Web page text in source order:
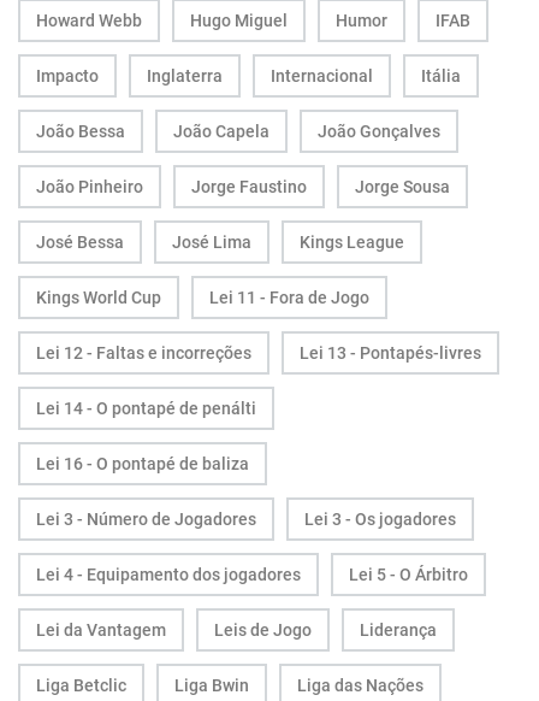
Howard Webb Hugo Miguel Humor IFAB
Impacto Inglaterra Internacional Itália
João Bessa João Capela João Gonçalves
João Pinheiro Jorge Faustino Jorge Sousa
José Bessa José Lima Kings League
Kings World Cup Lei 11 - Fora de Jogo
Lei 12 - Faltas e incorreções Lei 13 - Pontapés-livres
Lei 14 - O pontapé de penálti
Lei 16 - O pontapé de baliza
Lei 3 - Número de Jogadores Lei 3 - Os jogadores
Lei 4 - Equipamento dos jogadores Lei 5 - O Árbitro
Lei da Vantagem Leis de Jogo Liderança
Liga Betclic Liga Bwin Liga das Nações